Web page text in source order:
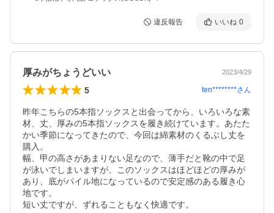
違反報告 いいね 0
厚みがちょうどいい 2023/4/29
5 ten********さん
昨年こちらの5本指ソックスと出会ってから、いろいろな素
材、丈、厚みの5本指ソックスを履き続けています。あたた
かい季節になってきたので、今回は綿素材のくるぶし丈を
購入。
幅、甲の高さがあまりない足なので、薄手だと靴の中で足
が泳いでしまいますが、このソックスはほどほどの厚みが
あり、底がパイル地になっているので安定感のある履き心
地です。
短い丈ですが、ずれることもなく快適です。